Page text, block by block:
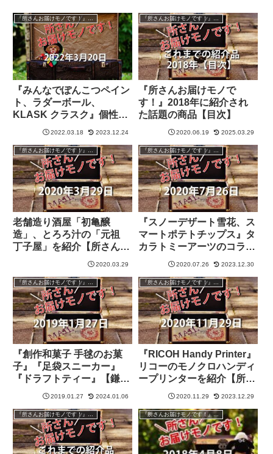
『所さんお届けモノです！』過去の紹介品
『みんなでぽんこつペイン
ト、ラダーボール、
KLASK クラスク』個性派
ゲームを紹介【所さんお届
2022.03.18 2023.12.24
『所さんお届けモノです！』過去の紹介品
『所さんお届けモノで
す！』2018年に紹介され
た話題の商品【目次】
2020.06.19 2025.03.29
『所さんお届けモノです！』過去の紹介品
老舗造り酒屋「初亀醸
造」、とろろ汁の「元祖
丁子屋」を紹介【所さんお
届けモノです！】
2020.03.29
『所さんお届けモノです！』過去の紹介品
『スノーデザート雪花、ス
マートポテトチップス』タ
カラトミーアーツのコラボ
商品【所さんお届けモノで
2020.07.26 2023.12.30
『所さんお届けモノです！』過去の紹介品
『創作和菓子 手毬のお菓
子』『足袋スニーカー』
『ドラフトティー』【鎌
倉】【所さんお届けモノで
2019.01.27 2024.01.06
『所さんお届けモノです！』過去の紹介品
『RICOH Handy Printer』
リコーのモノクロハンディ
ープリンターを紹介【所さ
んお届けモノです！】
2020.11.29 2023.12.29
『所さんお届けモノです！』過去の紹介品 『所さんお届けモノです！』過去の紹介品